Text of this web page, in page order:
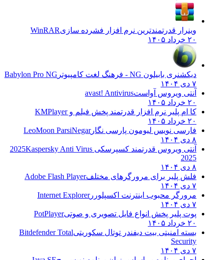
وینرار قدرتمندترین نرم افزار فشرده سازیWinRAR
۲۰ خرداد ۱۴۰۵
دیکشنری بابیلون NG - فرهنگ لغت کامپیوتر
Babylon Pro NG
۷ دی ۱۴۰۴
آنتی ویروس آواستavast! Antivirus
۲۰ خرداد ۱۴۰۵
کا ام پلیر نرم افزار قدرتمند پخش فیلم وKMPlayer
۲۰ خرداد ۱۴۰۵
فارسی نویس لیومون پارسی نگارLeoMoon ParsiNegar
۸ دی ۱۴۰۴
آنتی ویروس قدرتمند کسپرسکی 2025 Kaspersky Anti Virus
2025
۸ دی ۱۴۰۴
فلش پلیر برای مرورگرهای مختلفAdobe Flash Player
۷ دی ۱۴۰۴
مرورگر محبوب اینترنت اکسپلوررInternet Explorer
۷ دی ۱۴۰۴
پوت پلیر پخش انواع فایل تصویری و صوتیPotPlayer
۲۰ خرداد ۱۴۰۵
بسته امنیتی بیت دیفندر توتال سکوریتیBitdefender Total
Security
۷ دی ۱۴۰۴